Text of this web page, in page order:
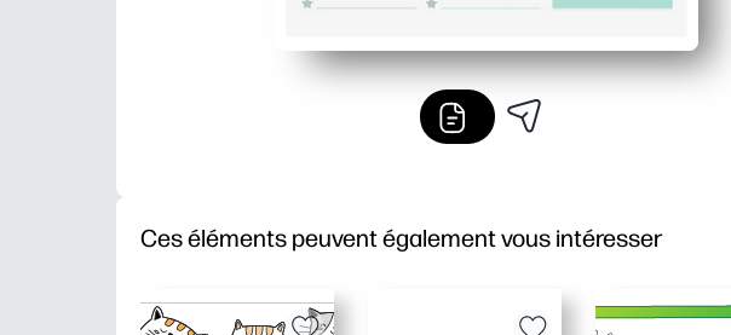
Ces éléments peuvent également vous intéresser